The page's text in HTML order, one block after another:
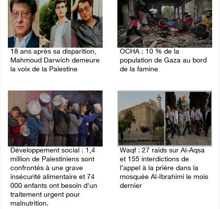
18 ans après sa disparition,
Mahmoud Darwich demeure
la voix de la Palestine
OCHA : 10 % de la
population de Gaza au bord
de la famine
Développement social : 1,4
million de Palestiniens sont
confrontés à une grave
insécurité alimentaire et 74
000 enfants ont besoin d'un
traitement urgent pour
malnutrition.
Waqf : 27 raids sur Al-Aqsa
et 155 interdictions de
l’appel à la prière dans la
mosquée Al-Ibrahimi le mois
dernier